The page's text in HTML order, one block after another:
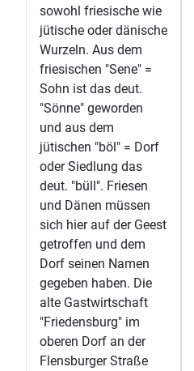
sowohl friesische wie
jütische oder dänische
Wurzeln. Aus dem
friesischen "Sene" =
Sohn ist das deut.
"Sönne" geworden
und aus dem
jütischen "böl" = Dorf
oder Siedlung das
deut. "büll". Friesen
und Dänen müssen
sich hier auf der Geest
getroffen und dem
Dorf seinen Namen
gegeben haben. Die
alte Gastwirtschaft
"Friedensburg" im
oberen Dorf an der
Flensburger Straße